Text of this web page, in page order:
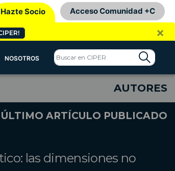
Hazte Socio Acceso Comunidad +C
×
NOSOTROS
AUTORES
ÚLTIMO ARTÍCULO PUBLICADO
las dimensiones no